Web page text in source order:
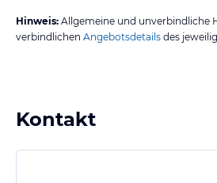
Hinweis: Allgemeine und unverbindliche
verbindlichen Angebotsdetails des
Kontakt